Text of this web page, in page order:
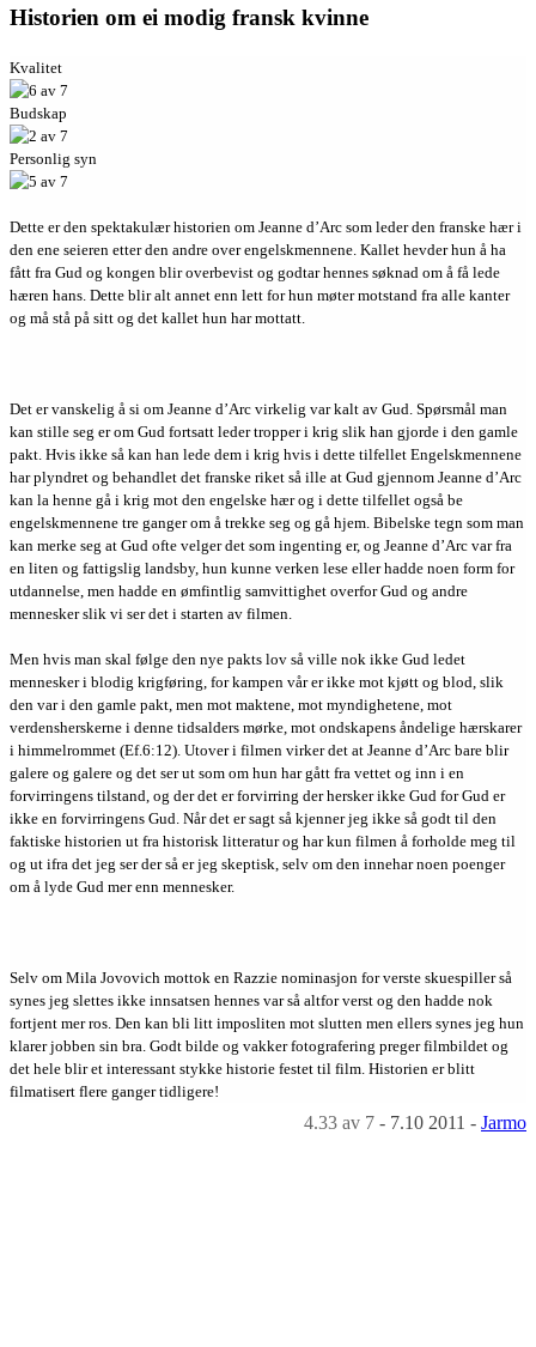
Historien om ei modig fransk kvinne
Kvalitet
Budskap
Personlig syn
Dette er den spektakulær historien om Jeanne d’Arc som leder den franske hær i
den ene seieren etter den andre over engelskmennene. Kallet hevder hun å ha
fått fra Gud og kongen blir overbevist og godtar hennes søknad om å få lede
hæren hans. Dette blir alt annet enn lett for hun møter motstand fra alle kanter
og må stå på sitt og det kallet hun har mottatt.
Det er vanskelig å si om Jeanne d’Arc virkelig var kalt av Gud. Spørsmål man
kan stille seg er om Gud fortsatt leder tropper i krig slik han gjorde i den gamle
pakt. Hvis ikke så kan han lede dem i krig hvis i dette tilfellet Engelskmennene
har plyndret og behandlet det franske riket så ille at Gud gjennom Jeanne d’Arc
kan la henne gå i krig mot den engelske hær og i dette tilfellet også be
engelskmennene tre ganger om å trekke seg og gå hjem. Bibelske tegn som man
kan merke seg at Gud ofte velger det som ingenting er, og Jeanne d’Arc var fra
en liten og fattigslig landsby, hun kunne verken lese eller hadde noen form for
utdannelse, men hadde en ømfintlig samvittighet overfor Gud og andre
mennesker slik vi ser det i starten av filmen.
Men hvis man skal følge den nye pakts lov så ville nok ikke Gud ledet
mennesker i blodig krigføring, for kampen vår er ikke mot kjøtt og blod, slik
den var i den gamle pakt, men mot maktene, mot myndighetene, mot
verdensherskerne i denne tidsalders mørke, mot ondskapens åndelige hærskarer
i himmelrommet (Ef.6:12). Utover i filmen virker det at Jeanne d’Arc bare blir
galere og galere og det ser ut som om hun har gått fra vettet og inn i en
forvirringens tilstand, og der det er forvirring der hersker ikke Gud for Gud er
ikke en forvirringens Gud. Når det er sagt så kjenner jeg ikke så godt til den
faktiske historien ut fra historisk litteratur og har kun filmen å forholde meg til
og ut ifra det jeg ser der så er jeg skeptisk, selv om den innehar noen poenger
om å lyde Gud mer enn mennesker.
Selv om Mila Jovovich mottok en Razzie nominasjon for verste skuespiller så
synes jeg slettes ikke innsatsen hennes var så altfor verst og den hadde nok
fortjent mer ros. Den kan bli litt imposliten mot slutten men ellers synes jeg hun
klarer jobben sin bra. Godt bilde og vakker fotografering preger filmbildet og
det hele blir et interessant stykke historie festet til film. Historien er blitt
filmatisert flere ganger tidligere!
4.33 av 7 - 7.10 2011 - Jarmo